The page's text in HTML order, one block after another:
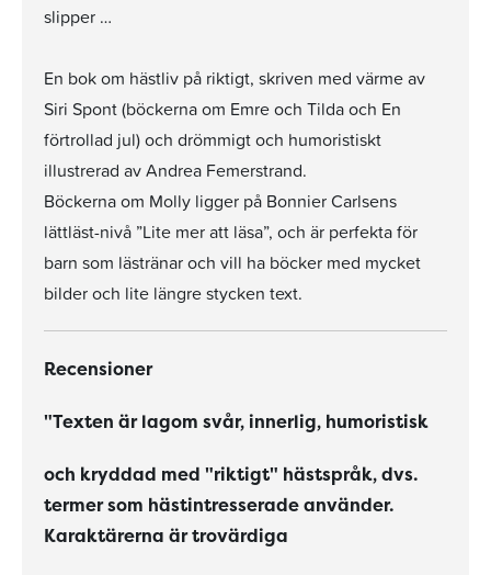
slipper …
En bok om hästliv på riktigt, skriven med värme av
Siri Spont (böckerna om Emre och Tilda och En
förtrollad jul) och drömmigt och humoristiskt
illustrerad av Andrea Femerstrand.
Böckerna om Molly ligger på Bonnier Carlsens
lättläst-nivå ”Lite mer att läsa”, och är perfekta för
barn som lästränar och vill ha böcker med mycket
bilder och lite längre stycken text.
Recensioner
"Texten är lagom svår, innerlig, humoristisk
och kryddad med "riktigt" hästspråk, dvs.
termer som hästintresserade använder.
Karaktärerna är trovärdiga